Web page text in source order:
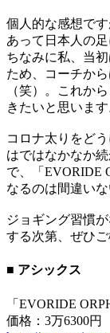
個人的な感想で
あって日本人の
ちなみに私、当
ため、コーチか
（笑）。これか
きたいと思います
コロナ太りをど
はではなかなか
で、「EVORIDE
なるのは間違いな
ジョギング習慣
する次第、ぜひご
■ アシックス
「EVORIDE
価格：3万6300円